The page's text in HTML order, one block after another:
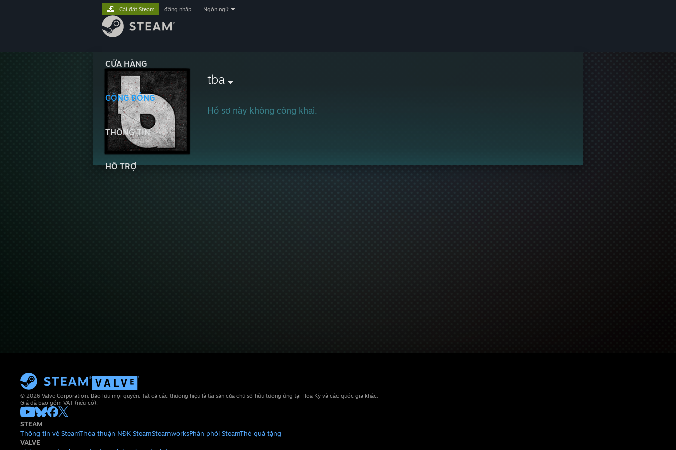
CỬA HÀNG
CỘNG ĐỒNG
THÔNG TIN
HỖ TRỢ
Cài đặt Steam đăng nhập Ngôn ngữ
tba
Hồ sơ này không công khai.
© 2026 Valve Corporation. Bảo lưu mọi quyền. Tất cả các thương hiệu là tài sản của chủ sở hữu tương ứng tại Hoa Kỳ và các quốc gia khác.
Giá đã bao gồm VAT (nếu có).
STEAM
Thông tin về SteamThỏa thuận NĐK SteamSteamworksPhân phối SteamThẻ quà tặng
VALVE